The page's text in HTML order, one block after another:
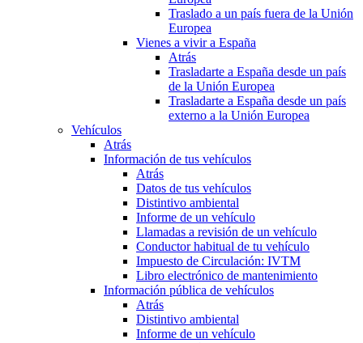
Traslado a un país fuera de la Unión
Europea
Vienes a vivir a España
Atrás
Trasladarte a España desde un país
de la Unión Europea
Trasladarte a España desde un país
externo a la Unión Europea
Vehículos
Atrás
Información de tus vehículos
Atrás
Datos de tus vehículos
Distintivo ambiental
Informe de un vehículo
Llamadas a revisión de un vehículo
Conductor habitual de tu vehículo
Impuesto de Circulación: IVTM
Libro electrónico de mantenimiento
Información pública de vehículos
Atrás
Distintivo ambiental
Informe de un vehículo